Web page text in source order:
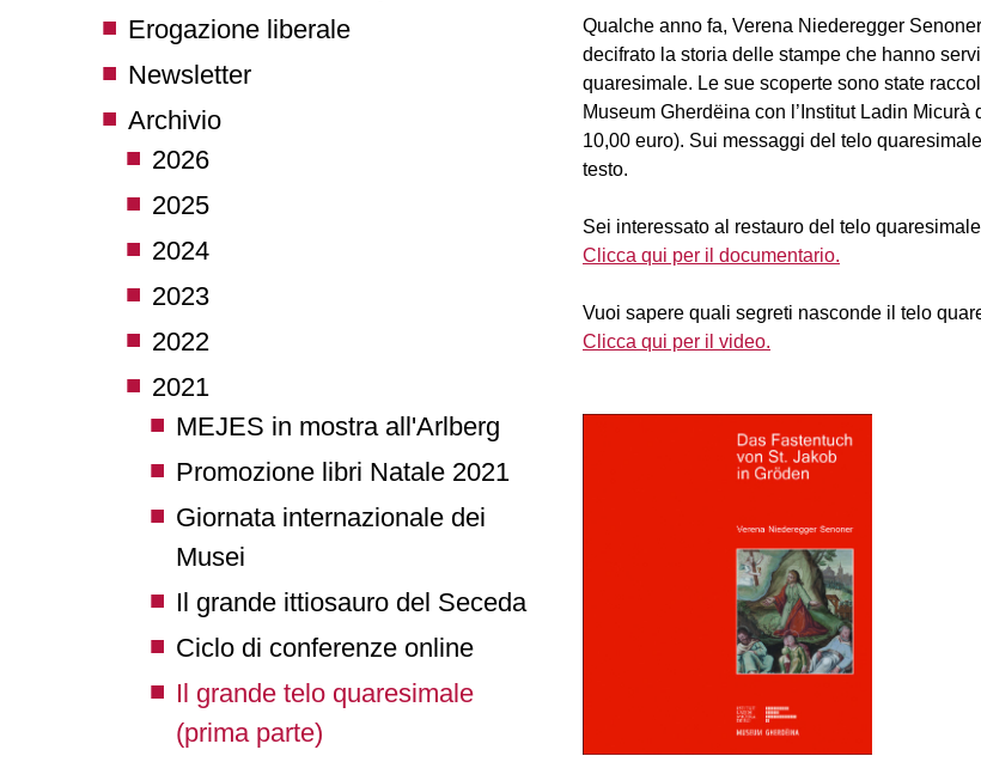
Erogazione liberale
Newsletter
Archivio
2026
2025
2024
2023
2022
2021
MEJES in mostra all'Arlberg
Promozione libri Natale 2021
Giornata internazionale dei
Musei
Il grande ittiosauro del Seceda
Ciclo di conferenze online
Il grande telo quaresimale
(prima parte)
Qualche anno fa, Verena Niederegger
decifrato la storia delle stampe che hanno
quaresimale. Le sue scoperte sono state
Museum Gherdëina con l’Institut Ladin
10,00 euro). Sui messaggi del telo
testo.
Sei interessato al restauro del telo
Clicca qui per il documentario.
Vuoi sapere quali segreti nasconde il telo
Clicca qui per il video.